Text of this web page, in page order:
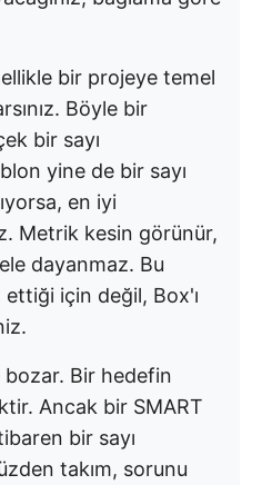
bir projeye temel
Böyle bir
bir sayı
yine de bir sayı
en iyi
Metrik kesin görünür,
dayanmaz. Bu
ettiği için değil, Box'ı
bozar. Bir hedefin
Ancak bir SMART
bir sayı
takım, sorunu